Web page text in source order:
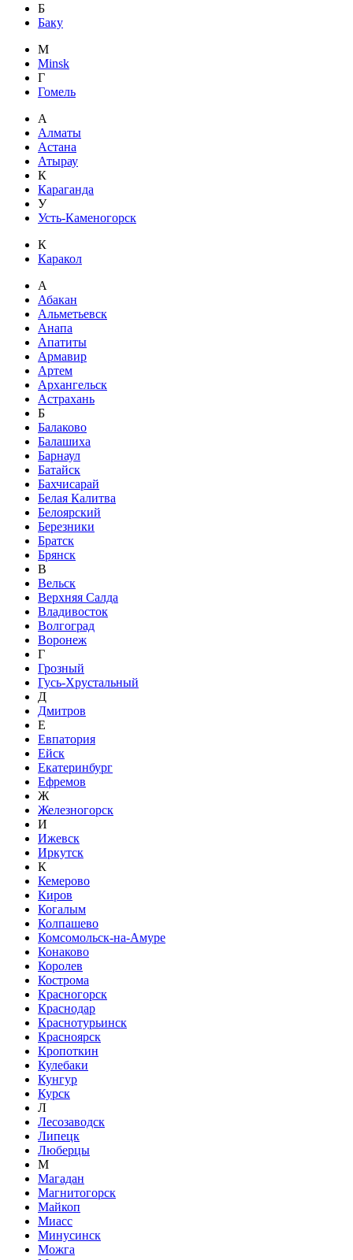
Б
Баку
M
Minsk
Г
Гомель
А
Алматы
Астана
Атырау
К
Караганда
У
Усть-Каменогорск
К
Каракол
А
Абакан
Альметьевск
Анапа
Апатиты
Армавир
Артем
Архангельск
Астрахань
Б
Балаково
Балашиха
Барнаул
Батайск
Бахчисарай
Белая Калитва
Белоярский
Березники
Братск
Брянск
В
Вельск
Верхняя Салда
Владивосток
Волгоград
Воронеж
Г
Грозный
Гусь-Хрустальный
Д
Дмитров
Е
Евпатория
Ейск
Екатеринбург
Ефремов
Ж
Железногорск
И
Ижевск
Иркутск
К
Кемерово
Киров
Когалым
Колпашево
Комсомольск-на-Амуре
Конаково
Королев
Кострома
Красногорск
Краснодар
Краснотурьинск
Красноярск
Кропоткин
Кулебаки
Кунгур
Курск
Л
Лесозаводск
Липецк
Люберцы
М
Магадан
Магнитогорск
Майкоп
Миасс
Минусинск
Можга